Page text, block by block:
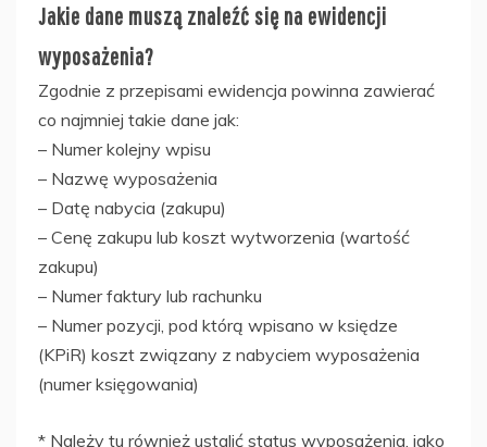
Jakie dane muszą znaleźć się na ewidencji
wyposażenia?
Zgodnie z przepisami ewidencja powinna zawierać
co najmniej takie dane jak:
– Numer kolejny wpisu
– Nazwę wyposażenia
– Datę nabycia (zakupu)
– Cenę zakupu lub koszt wytworzenia (wartość
zakupu)
– Numer faktury lub rachunku
– Numer pozycji, pod którą wpisano w księdze
(KPiR) koszt związany z nabyciem wyposażenia
(numer księgowania)
* Należy tu również ustalić status wyposażenia, jako